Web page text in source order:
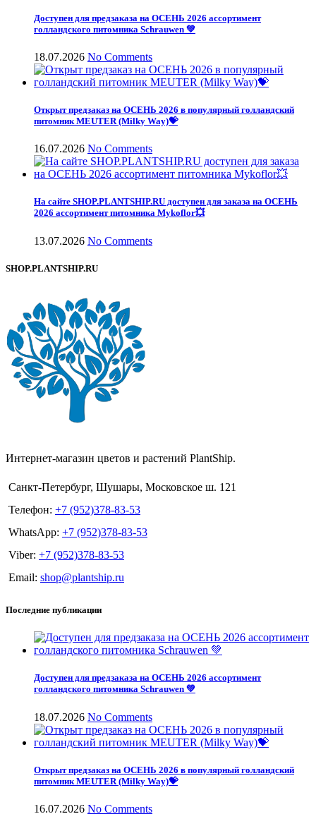
Доступен для предзаказа на ОСЕНЬ 2026 ассортимент
голландского питомника Schrauwen 💚
18.07.2026 No Comments
Открыт предзаказ на ОСЕНЬ 2026 в популярный голландский
питомник MEUTER (Milky Way)💝
16.07.2026 No Comments
На сайте SHOP.PLANTSHIP.RU доступен для заказа на ОСЕНЬ
2026 ассортимент питомника Mykoflor💥
13.07.2026 No Comments
SHOP.PLANTSHIP.RU
Интернет-магазин цветов и растений PlantShip.
Санкт-Петербург, Шушары, Московское ш. 121
Телефон: +7 (952)378-83-53
WhatsApp: +7 (952)378-83-53
Viber: +7 (952)378-83-53
Email: shop@plantship.ru
Последние публикации
Доступен для предзаказа на ОСЕНЬ 2026 ассортимент
голландского питомника Schrauwen 💚
18.07.2026 No Comments
Открыт предзаказ на ОСЕНЬ 2026 в популярный голландский
питомник MEUTER (Milky Way)💝
16.07.2026 No Comments